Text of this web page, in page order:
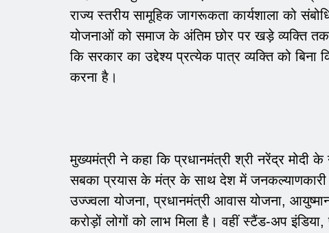
राज्य स्तरीय सामूहिक जागरूकता कार्यशाला को
योजनाओं को समाज के अंतिम छोर पर खड़े व्यक्ति तक
कि सरकार का उद्देश्य प्रत्येक पात्र व्यक्ति को
करना है।
मुख्यमंत्री ने कहा कि प्रधानमंत्री श्री नरेंद्र
सबका प्रयास के मंत्र के साथ देश में
उज्ज्वला योजना, प्रधानमंत्री आवास योजना,
करोड़ों लोगों को लाभ मिला है। वहीं स्टैंड-अप इंडिया,